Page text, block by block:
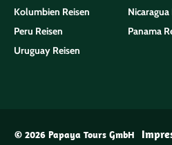
Kolumbien Reisen
Peru Reisen
Uruguay Reisen
Nicaragua
Panama
© 2026 Papaya Tours GmbH